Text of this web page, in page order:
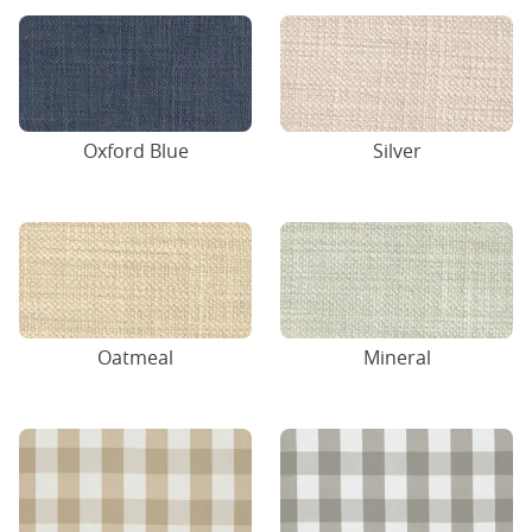
Oxford Blue Silver
Oatmeal Mineral